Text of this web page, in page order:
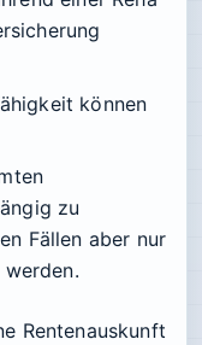
können
zu
Fällen aber nur
Rentenauskunft